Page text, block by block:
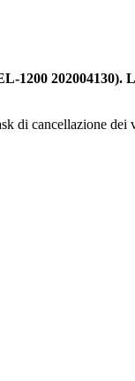
1200 202004130).
di cancellazione dei